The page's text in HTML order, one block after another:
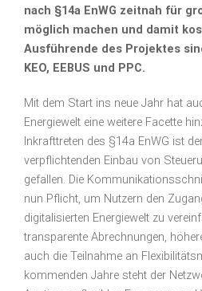
nach §14a EnWG zeitnah für
möglich machen und damit
Ausführende des Projektes
KEO, EEBUS und PPC.
Mit dem Start ins neue Jahr hat
Energiewelt eine weitere Facette
Inkrafttreten des §14a EnWG ist
verpflichtenden Einbau von
gefallen. Die
nun Pflicht, um Nutzern den
digitalisierten Energiewelt zu
transparente Abrechnungen,
auch die Teilnahme an
kommenden Jahre steht der